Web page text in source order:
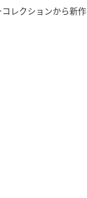
レクションから新作